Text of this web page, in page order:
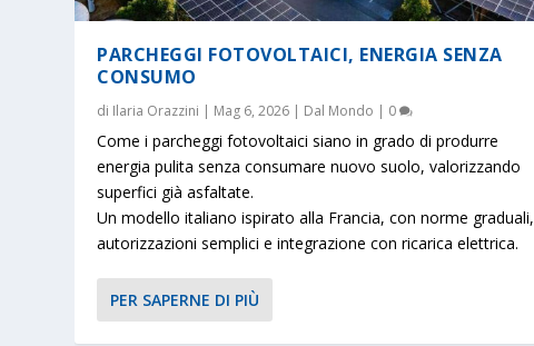
PARCHEGGI FOTOVOLTAICI, ENERGIA SENZA
CONSUMO
di Ilaria Orazzini | Mag 6, 2026 | Dal Mondo | 0
Come i parcheggi fotovoltaici siano in grado di produrre
energia pulita senza consumare nuovo suolo, valorizzando
superfici già asfaltate.
Un modello italiano ispirato alla Francia, con norme graduali,
autorizzazioni semplici e integrazione con ricarica elettrica.
PER SAPERNE DI PIÙ